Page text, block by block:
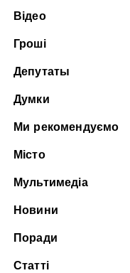
Відео
Гроші
Депутаты
Думки
Ми рекомендуємо
Місто
Мультимедіа
Новини
Поради
Статті